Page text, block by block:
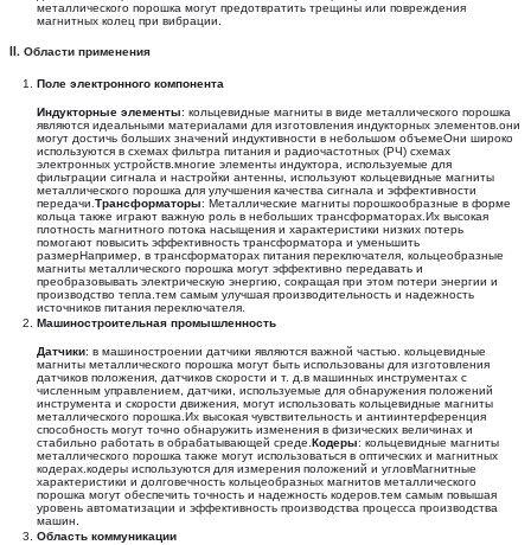
металлического порошка могут предотвратить трещины или повреждения
магнитных колец при вибрации.
II. Области применения
Поле электронного компонента
Индукторные элементы: кольцевидные магниты в виде металлического порошка
являются идеальными материалами для изготовления индукторных элементов.они
могут достичь больших значений индуктивности в небольшом объемеОни широко
используются в схемах фильтра питания и радиочастотных (РЧ) схемах
электронных устройств.многие элементы индуктора, используемые для
фильтрации сигнала и настройки антенны, используют кольцевидные магниты
металлического порошка для улучшения качества сигнала и эффективности
передачи.Трансформаторы: Металлические магниты порошкообразные в форме
кольца также играют важную роль в небольших трансформаторах.Их высокая
плотность магнитного потока насыщения и характеристики низких потерь
помогают повысить эффективность трансформатора и уменьшить
размерНапример, в трансформаторах питания переключателя, кольцеобразные
магниты металлического порошка могут эффективно передавать и
преобразовывать электрическую энергию, сокращая при этом потери энергии и
производство тепла.тем самым улучшая производительность и надежность
источников питания переключателя.
Машиностроительная промышленность
Датчики: в машиностроении датчики являются важной частью. кольцевидные
магниты металлического порошка могут быть использованы для изготовления
датчиков положения, датчиков скорости и т. д.в машинных инструментах с
численным управлением, датчики, используемые для обнаружения положений
инструмента и скорости движения, могут использовать кольцевидные магниты
металлического порошка.Их высокая чувствительность и антиинтерференция
способность могут точно обнаружить изменения в физических величинах и
стабильно работать в обрабатывающей среде.Кодеры: кольцевидные магниты
металлического порошка также могут использоваться в оптических и магнитных
кодерах.кодеры используются для измерения положений и угловМагнитные
характеристики и долговечность кольцеобразных магнитов металлического
порошка могут обеспечить точность и надежность кодеров.тем самым повышая
уровень автоматизации и эффективность производства процесса производства
машин.
Область коммуникации